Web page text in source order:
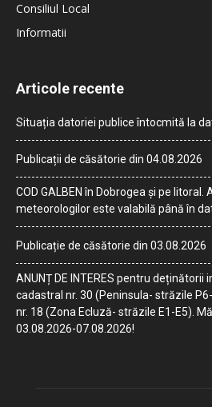
Consiliul Local
Informatii
Articole recente
Situația datoriei publice întocmită la
Publicații de căsătorie din 04.08.2026
COD GALBEN în Dobrogea și pe litoral.
meteorologilor este valabilă până în
Publicație de căsătorie din 03.08.2026
ANUNȚ DE INTERES pentru
cadastral nr. 30 (Peninsula- străzile
nr. 18 (Zona Ecluză- străzile E1-E5).
03.08.2026-07.08.2026!